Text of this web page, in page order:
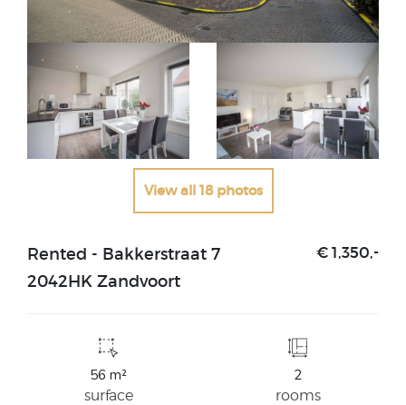
View all 18 photos
Rented - Bakkerstraat 7
2042HK Zandvoort
€ 1,350,-
56 m²
surface
2
rooms